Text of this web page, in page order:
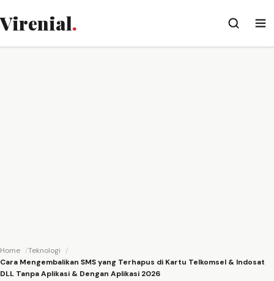
Virenial.
Home
Teknologi
Cara Mengembalikan SMS yang Terhapus di Kartu Telkomsel & Indosat
DLL Tanpa Aplikasi & Dengan Aplikasi 2026